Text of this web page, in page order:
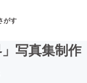
がす
写真集制作